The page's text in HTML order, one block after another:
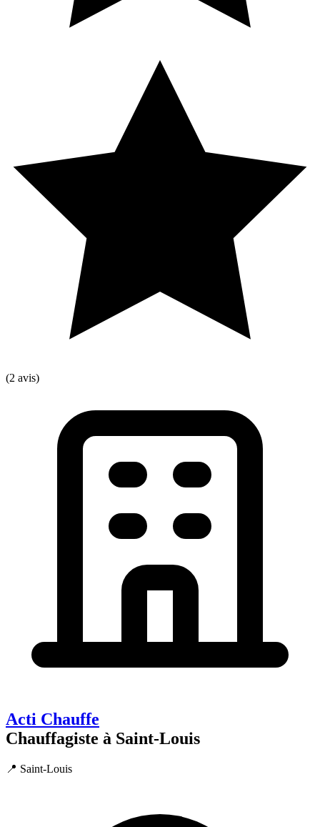
(2 avis)
Acti Chauffe
Chauffagiste à Saint-Louis
📍 Saint-Louis